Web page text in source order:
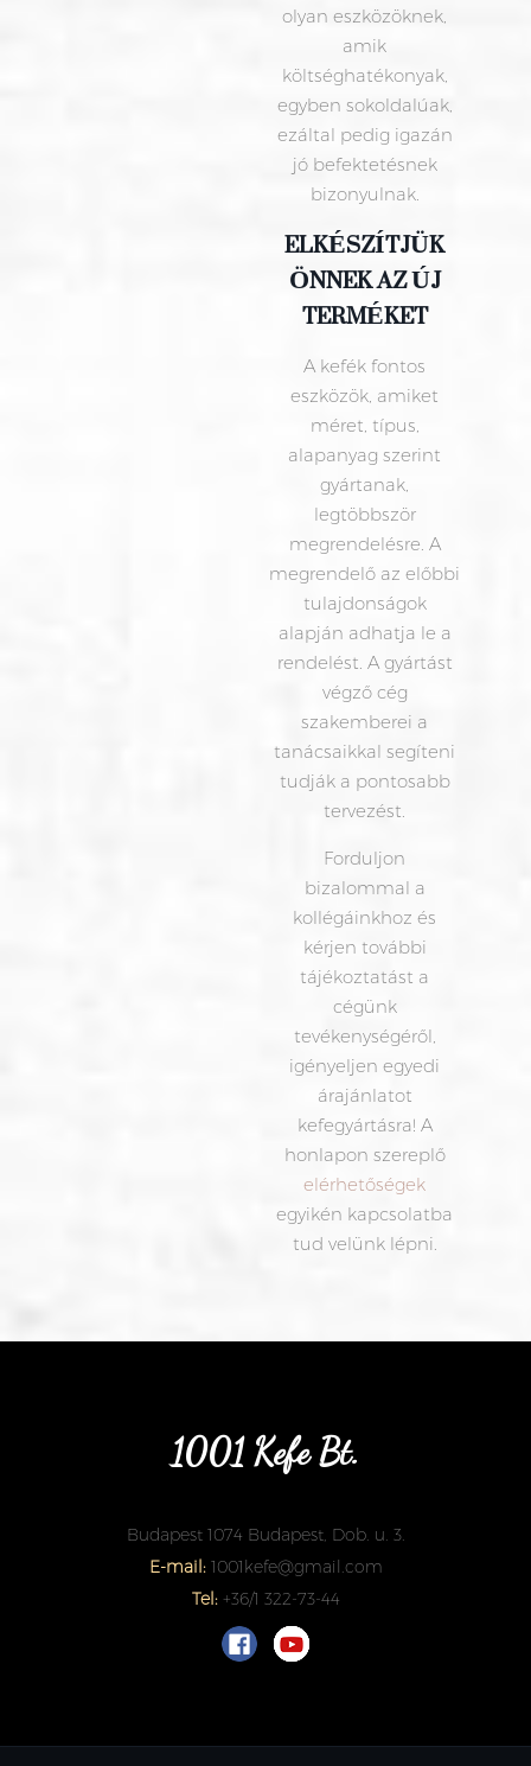
olyan eszközöknek,
amik
költséghatékonyak,
egyben sokoldalúak,
ezáltal pedig igazán
jó befektetésnek
bizonyulnak.
ELKÉSZÍTJÜK
ÖNNEK AZ ÚJ
TERMÉKET
A kefék fontos
eszközök, amiket
méret, típus,
alapanyag szerint
gyártanak,
legtöbbször
megrendelésre. A
megrendelő az előbbi
tulajdonságok
alapján adhatja le a
rendelést. A gyártást
végző cég
szakemberei a
tanácsaikkal segíteni
tudják a pontosabb
tervezést.
Forduljon
bizalommal a
kollégáinkhoz és
kérjen további
tájékoztatást a
cégünk
tevékenységéről,
igényeljen egyedi
árajánlatot
kefegyártásra! A
honlapon szereplő
elérhetőségek
egyikén kapcsolatba
tud velünk lépni.
1001 Kefe Bt.
Budapest 1074 Budapest, Dob. u. 3.
E-mail: 1001kefe@gmail.com
Tel: +36/1 322-73-44